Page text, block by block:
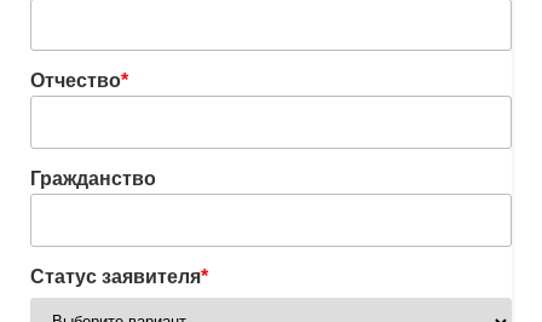
Отчество*
Гражданство
Статус заявителя*